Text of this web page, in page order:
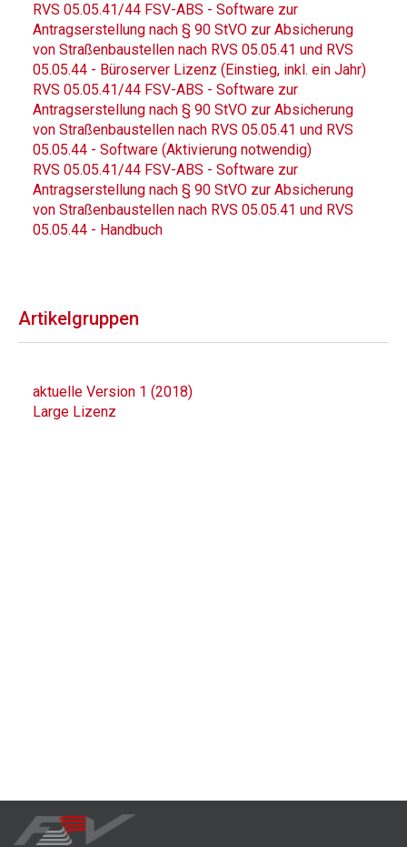
RVS 05.05.41/44 FSV-ABS - Software zur
Antragserstellung nach § 90 StVO zur Absicherung
von Straßenbaustellen nach RVS 05.05.41 und RVS
05.05.44 - Büroserver Lizenz (Einstieg, inkl. ein Jahr)
RVS 05.05.41/44 FSV-ABS - Software zur
Antragserstellung nach § 90 StVO zur Absicherung
von Straßenbaustellen nach RVS 05.05.41 und RVS
05.05.44 - Software (Aktivierung notwendig)
RVS 05.05.41/44 FSV-ABS - Software zur
Antragserstellung nach § 90 StVO zur Absicherung
von Straßenbaustellen nach RVS 05.05.41 und RVS
05.05.44 - Handbuch
Artikelgruppen
aktuelle Version 1 (2018)
Large Lizenz